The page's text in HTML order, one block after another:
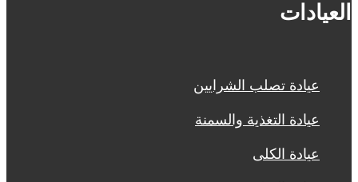
العيادات
عيادة تصلب الشرايين
عيادة التغذية والسمنة
عيادة الكلى